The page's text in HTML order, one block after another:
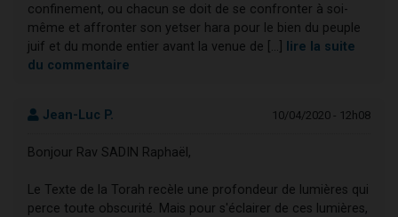
confinement, ou chacun se doit de se confronter à soi-
même et affronter son yetser hara pour le bien du peuple
juif et du monde entier avant la venue de [...]
lire la suite
du commentaire
Jean-Luc P. 10/04/2020 - 12h08
Bonjour Rav SADIN Raphaël,
Le Texte de la Torah recèle une profondeur de lumières qui
perce toute obscurité. Mais pour s'éclairer de ces lumières,